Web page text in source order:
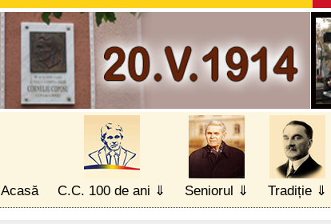
Acasă C.C. 100 de ani Seniorul Tradiție